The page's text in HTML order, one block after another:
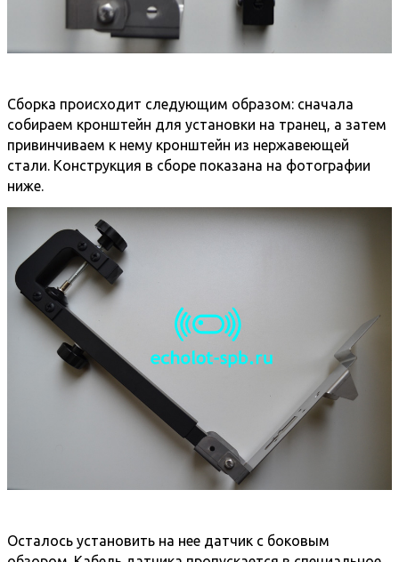
Сборка происходит следующим образом: cначала
собираем кронштейн для установки на транец, а затем
привинчиваем к нему кронштейн из нержавеющей
стали. Конструкция в сборе показана на фотографии
ниже.
Осталось установить на нее датчик с боковым